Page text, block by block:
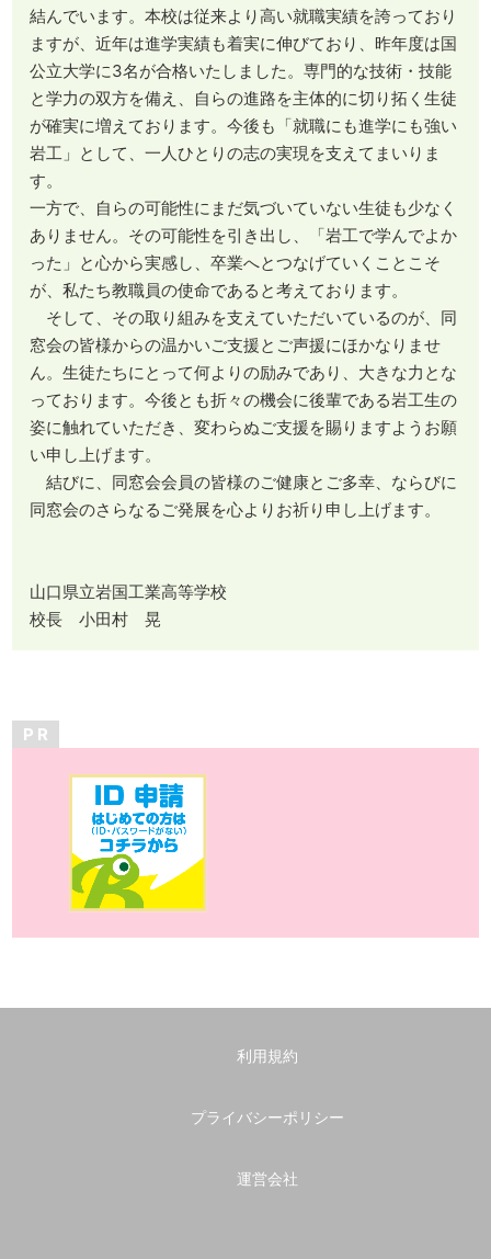
結んでいます。本校は従来より高い就職実績を誇っており
ますが、近年は進学実績も着実に伸びており、昨年度は国
公立大学に3名が合格いたしました。専門的な技術・技能
と学力の双方を備え、自らの進路を主体的に切り拓く生徒
が確実に増えております。今後も「就職にも進学にも強い
岩工」として、一人ひとりの志の実現を支えてまいりま
す。
一方で、自らの可能性にまだ気づいていない生徒も少なく
ありません。その可能性を引き出し、「岩工で学んでよか
った」と心から実感し、卒業へとつなげていくことこそ
が、私たち教職員の使命であると考えております。
そして、その取り組みを支えていただいているのが、同
窓会の皆様からの温かいご支援とご声援にほかなりませ
ん。生徒たちにとって何よりの励みであり、大きな力とな
っております。今後とも折々の機会に後輩である岩工生の
姿に触れていただき、変わらぬご支援を賜りますようお願
い申し上げます。
結びに、同窓会会員の皆様のご健康とご多幸、ならびに
同窓会のさらなるご発展を心よりお祈り申し上げます。
山口県立岩国工業高等学校
校長 小田村 晃
P R
利用規約
プライバシーポリシー
運営会社